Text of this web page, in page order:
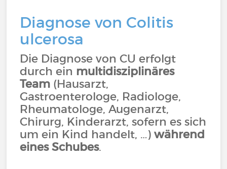
Diagnose von Colitis
ulcerosa
Die Diagnose von CU erfolgt
durch ein multidisziplinäres
Team (Hausarzt,
Gastroenterologe, Radiologe,
Rheumatologe, Augenarzt,
Chirurg, Kinderarzt, sofern es sich
um ein Kind handelt, …)während
eines Schubes.